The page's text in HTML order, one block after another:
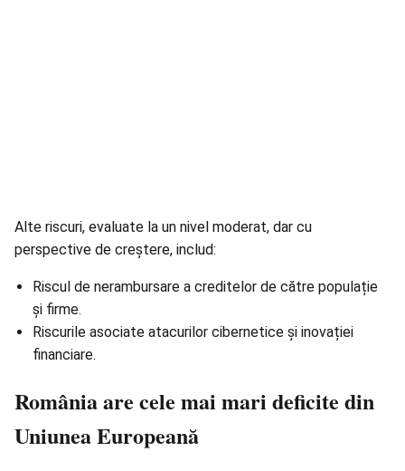
Alte riscuri, evaluate la un nivel moderat, dar cu
perspective de creștere, includ:
Riscul de nerambursare a creditelor de către populație
și firme.
Riscurile asociate atacurilor cibernetice și inovației
financiare.
România are cele mai mari deficite din
Uniunea Europeană